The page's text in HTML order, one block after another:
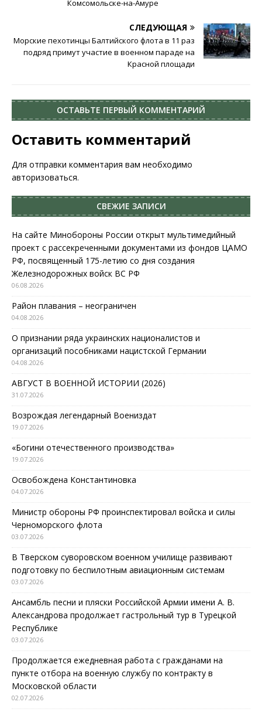
Комсомольске-на-Амуре
СЛЕДУЮЩАЯ
Морские пехотинцы Балтийского флота в 11 раз
подряд примут участие в военном параде на
Красной площади
ОСТАВЬТЕ ПЕРВЫЙ КОММЕНТАРИЙ
Оставить комментарий
Для отправки комментария вам необходимо
авторизоваться.
СВЕЖИЕ ЗАПИСИ
На сайте Минобороны России открыт мультимедийный
проект с рассекреченными документами из фондов ЦАМО
РФ, посвященный 175-летию со дня создания
Железнодорожных войск ВС РФ
06.08.2026
Район плавания – неограничен
04.08.2026
О признании ряда украинских националистов и
организаций пособниками нацистской Германии
04.08.2026
АВГУСТ В ВОЕННОЙ ИСТОРИИ (2026)
31.07.2026
Возрождая легендарный Воениздат
19.07.2026
«Богини отечественного производства»
19.07.2026
Освобождена Константиновка
04.07.2026
Министр обороны РФ проинспектировал войска и силы
Черноморского флота
03.07.2026
В Тверском суворовском военном училище развивают
подготовку по беспилотным авиационным системам
03.07.2026
Ансамбль песни и пляски Российской Армии имени А. В.
Александрова продолжает гастрольный тур в Турецкой
Республике
03.07.2026
Продолжается ежедневная работа с гражданами на
пункте отбора на военную службу по контракту в
Московской области
02.07.2026